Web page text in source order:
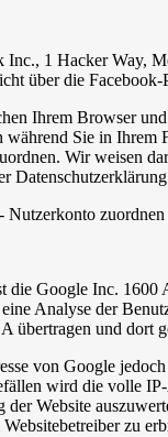
1 Hacker
über die
Ihrem Browser
Sie in
Wir weisen
die Google Inc.
Analyse der
übertragen und dort
von Google
wird die volle
Website